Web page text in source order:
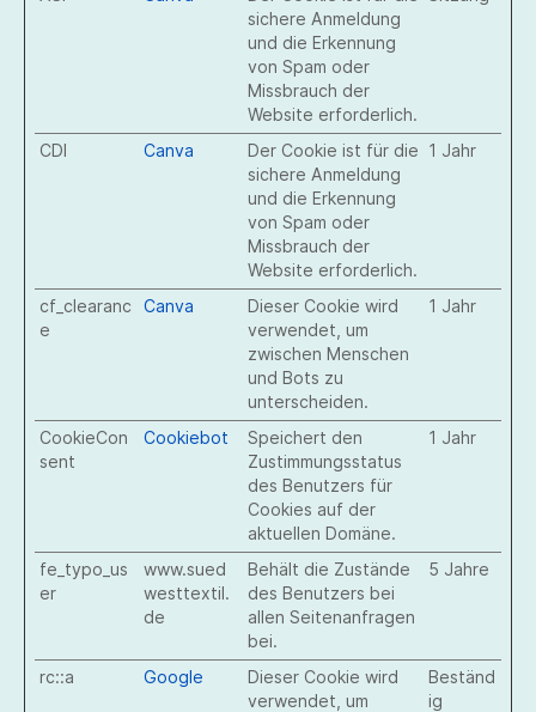
sichere Anmeldung
und die Erkennung
von Spam oder
Missbrauch der
Website erforderlich.
CDI Canva
Der Cookie ist für die
sichere Anmeldung
und die Erkennung
von Spam oder
Missbrauch der
Website erforderlich.
1 Jahr
cf_clearanc
e
Canva
Dieser Cookie wird
verwendet, um
zwischen Menschen
und Bots zu
unterscheiden.
1 Jahr
CookieCon
sent
Cookiebot
Speichert den
Zustimmungsstatus
des Benutzers für
Cookies auf der
aktuellen Domäne.
1 Jahr
fe_typo_us
er
www.sued
westtextil.
de
Behält die Zustände
des Benutzers bei
allen Seitenanfragen
bei.
5 Jahre
rc::a Google
Dieser Cookie wird
verwendet, um
Beständ
ig